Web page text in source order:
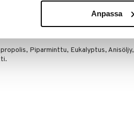
Anpassa
Piparminttu, Eukalyptus, Anisöljy,